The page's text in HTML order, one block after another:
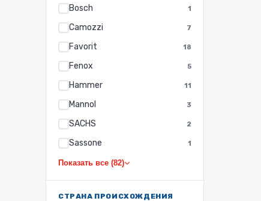
Bosch 1
Camozzi 7
Favorit 18
Fenox 5
Hammer 11
Mannol 3
SACHS 2
Sassone 1
Показать все (82)
СТРАНА ПРОИСХОЖДЕНИЯ